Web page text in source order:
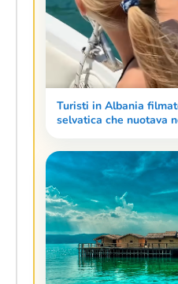
Turisti in Albania
selvatica che nuotava